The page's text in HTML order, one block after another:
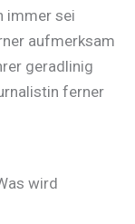
immer sei
aufmerksam
geradlinig
ferner
wird